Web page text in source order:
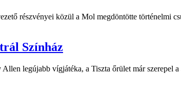
részvényei közül a Mol megdöntötte történelmi
Színház
legújabb vígjátéka, a Tiszta őrület már szerepel